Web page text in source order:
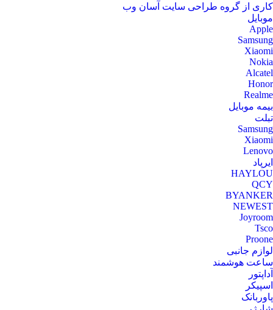
کاری از گروه طراحی سایت آسان وب
موبایل
Apple
Samsung
Xiaomi
Nokia
Alcatel
Honor
Realme
بیمه موبایل
تبلت
Samsung
Xiaomi
Lenovo
ایرپاد
HAYLOU
QCY
BYANKER
NEWEST
Joyroom
Tsco
Proone
لوازم جانبی
ساعت هوشمند
آداپتور
اسپیکر
پاوربانک